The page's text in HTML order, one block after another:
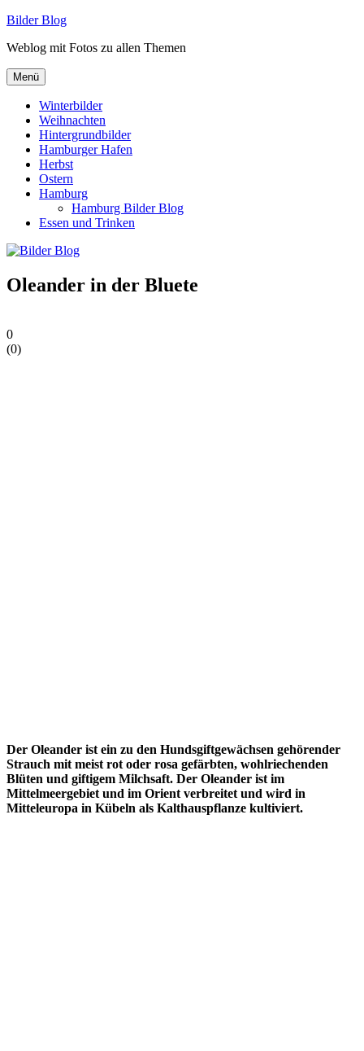
Zum
springen
Bilder Blog
Weblog mit Fotos zu allen Themen
Menü
Winterbilder
Weihnachten
Hintergrundbilder
Hamburger Hafen
Herbst
Ostern
Hamburg
Hamburg Bilder Blog
Essen und Trinken
Oleander in der Bluete
0
(0)
Der Oleander ist ein zu den Hundsgiftgewächsen gehörender
Strauch mit meist rot oder rosa gefärbten, wohlriechenden
Blüten und giftigem Milchsaft. Der Oleander ist im
Mittelmeergebiet und im Orient verbreitet und wird in
Mitteleuropa in Kübeln als Kalthauspflanze kultiviert.